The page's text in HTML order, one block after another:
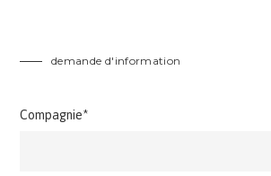
demande d'information
Compagnie*